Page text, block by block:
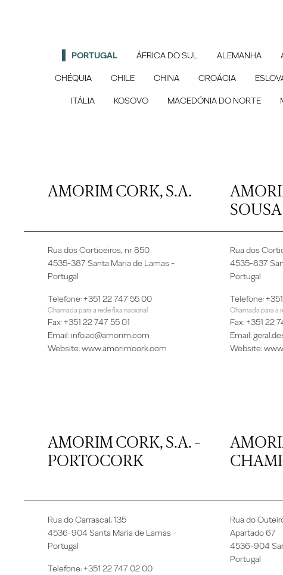
PORTUGAL ÁFRICA DO SUL ALEMANHA
CHÉQUIA CHILE CHINA CROÁCIA
ITÁLIA KOSOVO MACEDÓNIA DO NORTE
AMORIM CORK, S.A.
Rua dos Corticeiros, nr 850
4535-387 Santa Maria de Lamas -
Portugal
Telefone: +351 22 747 55 00
Chamada para a rede fixa nacional
Fax: +351 22 747 55 01
Email:info.ac@amorim.com
Website:www.amorimcork.com
SOUSA
Rua dos
4535-837
Portugal
Telefone:
Chamada para a
Fax: +351 22
Email:
Website:
AMORIM CORK, S.A. -
PORTOCORK
Rua do Carrascal, 135
4536-904 Santa Maria de Lamas -
Portugal
Telefone: +351 22 747 02 00
Rua do
Apartado 67
4536-904
Portugal